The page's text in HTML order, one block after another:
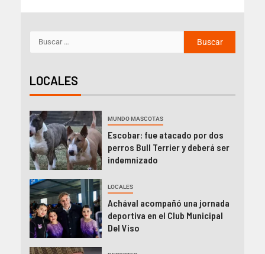
LOCALES
MUNDO MASCOTAS
Escobar: fue atacado por dos
perros Bull Terrier y deberá ser
indemnizado
LOCALES
Achával acompañó una jornada
deportiva en el Club Municipal
Del Viso